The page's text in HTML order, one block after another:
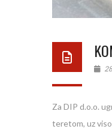
Za DIP d.o.o.
teretom, uz